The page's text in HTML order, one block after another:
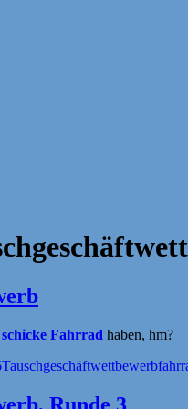
schicke Fahrrad haben, hm?
Kategorien
Tauschgeschäftwettbewerb
Runde 3